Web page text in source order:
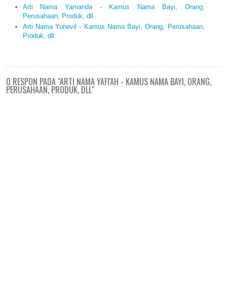
Arti Nama Yamanda - Kamus Nama Bayi, Orang,
Perusahaan, Produk, dll
Arti Nama Yunevil - Kamus Nama Bayi, Orang, Perusahaan,
Produk, dll
0 RESPON PADA "ARTI NAMA YAFI'AH - KAMUS NAMA BAYI, ORANG,
PERUSAHAAN, PRODUK, DLL"